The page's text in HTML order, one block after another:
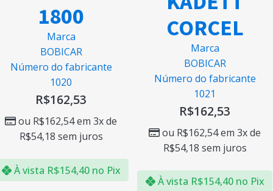
1800
Marca
BOBICAR
Número do fabricante
1020
R$162,53
ou R$162,54em 3x de
R$54,18 sem juros
À vista R$154,40 no Pix
CORCEL
Marca
BOBICAR
Número do fabricante
1021
R$162,53
ou R$162,54em 3x de
R$54,18 sem juros
À vista R$154,40 no Pix